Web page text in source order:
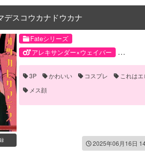
デスコウカナドウカナ
Fateシリーズ
アレキサンダー×ウェイバー
子ギル×ウェイバー
アレキサンダ
ウェイバー・ベルベット
子ギル
3P かわいい コスプレ
これは
メス顔
2025年06月16日